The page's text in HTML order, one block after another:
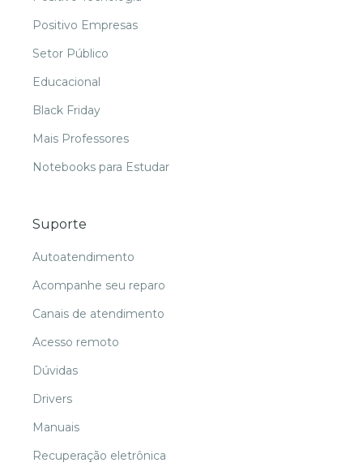
Positivo Empresas
Setor Público
Educacional
Black Friday
Mais Professores
Notebooks para Estudar
Suporte
Autoatendimento
Acompanhe seu reparo
Canais de atendimento
Acesso remoto
Dúvidas
Drivers
Manuais
Recuperação eletrônica